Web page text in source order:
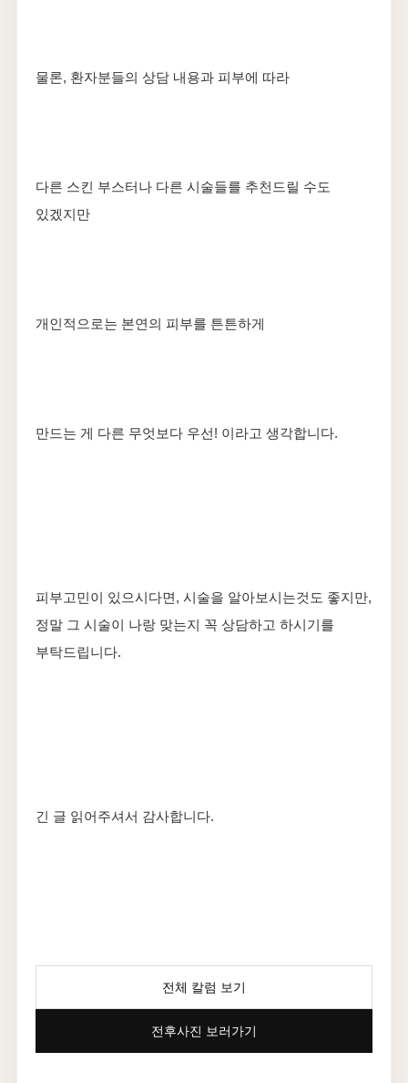
​물론, 환자분들의 상담 내용과 피부에 따라
다른 스킨 부스터나 다른 시술들를 추천드릴 수도
있겠지만
​개인적으로는 본연의 피부를 튼튼하게
만드는 게 다른 무엇보다 우선! 이라고 생각합니다.
피부고민이 있으시다면, 시술을 알아보시는것도 좋지만,
정말 그 시술이 나랑 맞는지 꼭 상담하고 하시기를
부탁드립니다.
긴 글 읽어주셔서 감사합니다.
전체 칼럼 보기
전후사진 보러가기